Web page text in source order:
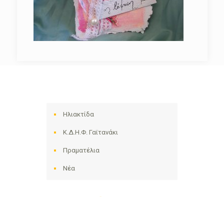
Ηλιακτίδα
Κ.Δ.Η.Φ. Γαϊτανάκι
Πραματέλια
Νέα